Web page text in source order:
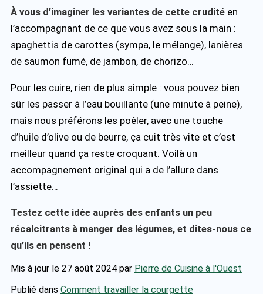
À vous d’imaginer les variantes de cette cruditéen
l’accompagnant de ce que vous avez sous la main :
spaghettis de carottes (sympa, le mélange), lanières
de saumon fumé, de jambon, de chorizo…
Pour les cuire, rien de plus simple : vous pouvez bien
sûr les passer à l’eau bouillante (une minute à peine),
mais nous préférons les poêler, avec une touche
d’huile d’olive ou de beurre, ça cuit très vite et c’est
meilleur quand ça reste croquant. Voilà un
accompagnement original qui a de l’allure dans
l’assiette…
Testez cette idée auprès des enfants un peu
récalcitrants à manger des légumes, et dites-nous ce
qu’ils en pensent !
Mis à jour le 27 août 2024 par Pierre de Cuisine à l'Ouest
Publié dans Comment travailler la courgette